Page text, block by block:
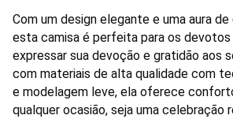
Com um design elegante e uma aura
esta camisa é perfeita para os devotos
expressar sua devoção e gratidão aos
com materiais de alta qualidade com
e modelagem leve, ela oferece
qualquer ocasião, seja uma celebração